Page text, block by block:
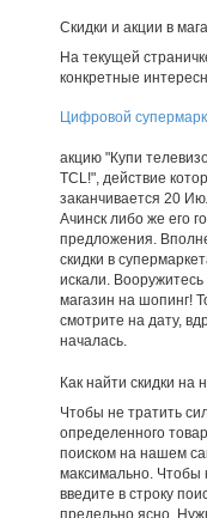
Скидки и акции в
На текущей
конкретные
Цифровой
акцию "Купи
TCL!", действие
заканчивается 20
Ачинск либо же его
предложения.
скидки в
искали.
магазин на шопинг!
смотрите на дату,
началась.
Как найти скидки на
Чтобы не тратить
определенного
поиском на нашем
максимально. Чтобы
введите в строку
предельно ясно.